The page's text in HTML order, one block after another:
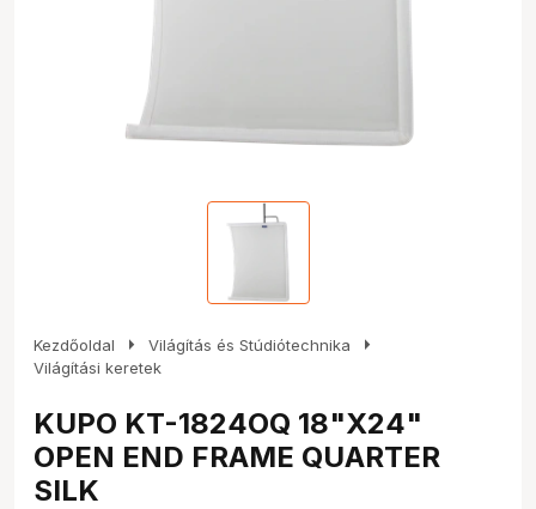
Kezdőoldal arrow_right Világítás és Stúdiótechnika arrow_right
Világítási keretek
KUPO KT-1824OQ 18"X24"
OPEN END FRAME QUARTER
SILK